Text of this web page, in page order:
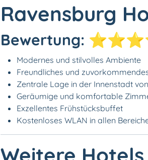
Ravensburg
Bewertung:
Modernes und stilvolles Ambiente
Freundliches und
Zentrale Lage in der Innenstadt
Geräumige und komfortable
Exzellentes Frühstücksbuffet
Kostenloses WLAN in allen
Weitere Hotels